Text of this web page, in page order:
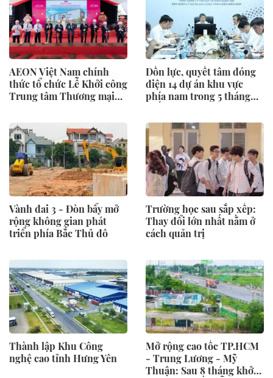
AEON Việt Nam chính
thức tổ chức Lễ Khởi công
Trung tâm Thương mại
Dồn lực, quyết tâm đóng
điện 14 dự án khu vực
phía nam trong 5 tháng
Vành đai 3 - Đòn bẩy mở
rộng không gian phát
triển phía Bắc Thủ đô
Trường học sau sắp xếp:
Thay đổi lớn nhất nằm ở
cách quản trị
Thành lập Khu Công
nghệ cao tỉnh Hưng Yên
Mở rộng cao tốc TP.HCM
- Trung Lương - Mỹ
Thuận: Sau 8 tháng khởi